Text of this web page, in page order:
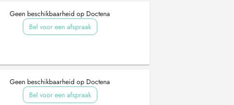
Geen beschikbaarheid op Doctena
Bel voor een afspraak
Geen beschikbaarheid op Doctena
Bel voor een afspraak